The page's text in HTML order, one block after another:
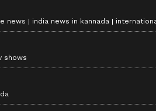
news india news in kannada
shows